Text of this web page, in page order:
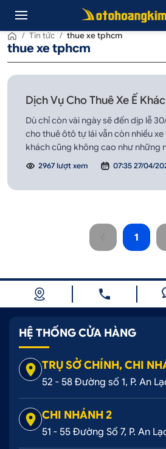
/ Tin tức / thue xe tphcm
thue xe tphcm
Dịch Vụ Cho Thuê Xe Ế
Dù chỉ còn vài ngày sẽ đến dịp lễ
cho thuê ôtô tự lái vẫn còn nhiều
khách cũng không cao như những
2967 lượt xem 07:35 27/04/
1
HỆ THỐNG CỬA HÀNG
TRỤ SỞ CHÍNH, CHI
52 - 58 Đường số 1, P. An
CHI NHÁNH 2
51 - 55 Đường Số 7, P. An